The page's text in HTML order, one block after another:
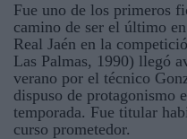
Fue uno de los primeros
camino de ser el último
Real Jaén en la
Las Palmas, 1990) llegó
verano por el técnico
dispuso de protagonismo
temporada. Fue titular
curso prometedor.